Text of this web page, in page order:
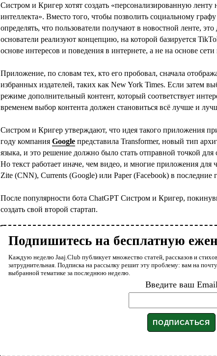
Систром и Кригер хотят создать «персонализированную
интеллекта». Вместо того, чтобы позволить социальному
определять, что пользователи получают в новостной ленте,
основатели реализуют концепцию, на которой базируется
основе интересов и поведения в интернете, а не на основе сети
Приложение, по словам тех, кто его пробовал, сначала
избранных издателей, таких как New York Times. Если затем
режиме дополнительный контент, который соответствует
временем выбор контента должен становиться всё лучше и
Систром и Кригер утверждают, что идея такого приложения
году компания Google представила Transformer, новый тип
языка, и это решение должно было стать отправной точкой для
Но текст работает иначе, чем видео, и многие приложения для
Zite (CNN), Currents (Google) или Paper (Facebook) в последние
После популярности бота ChatGPT Систром и Кригер,
создать свой второй стартап.
Подпишитесь на бесплатную
Каждую неделю Jaaj.Club публикует множество статей, рассказов и
затруднительная. Подписка на рассылку решит эту проблему: вам на
выбранной тематике за последнюю неделю.
Введите ваш Email